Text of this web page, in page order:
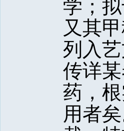
学；
又其
列入
传详
药，
用者